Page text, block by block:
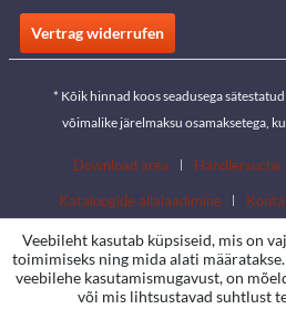
Vertrag widerrufen
* Kõik hinnad koos seadusega sätestatud
võimalike järelmaksu osamaksetega,
Download area Händlersuche
Kataloogide allalaadimine
Veebileht kasutab küpsiseid, mis on
toimimiseks ning mida alati
veebilehe kasutamismugavust, on
või mis lihtsustavad suhtlust